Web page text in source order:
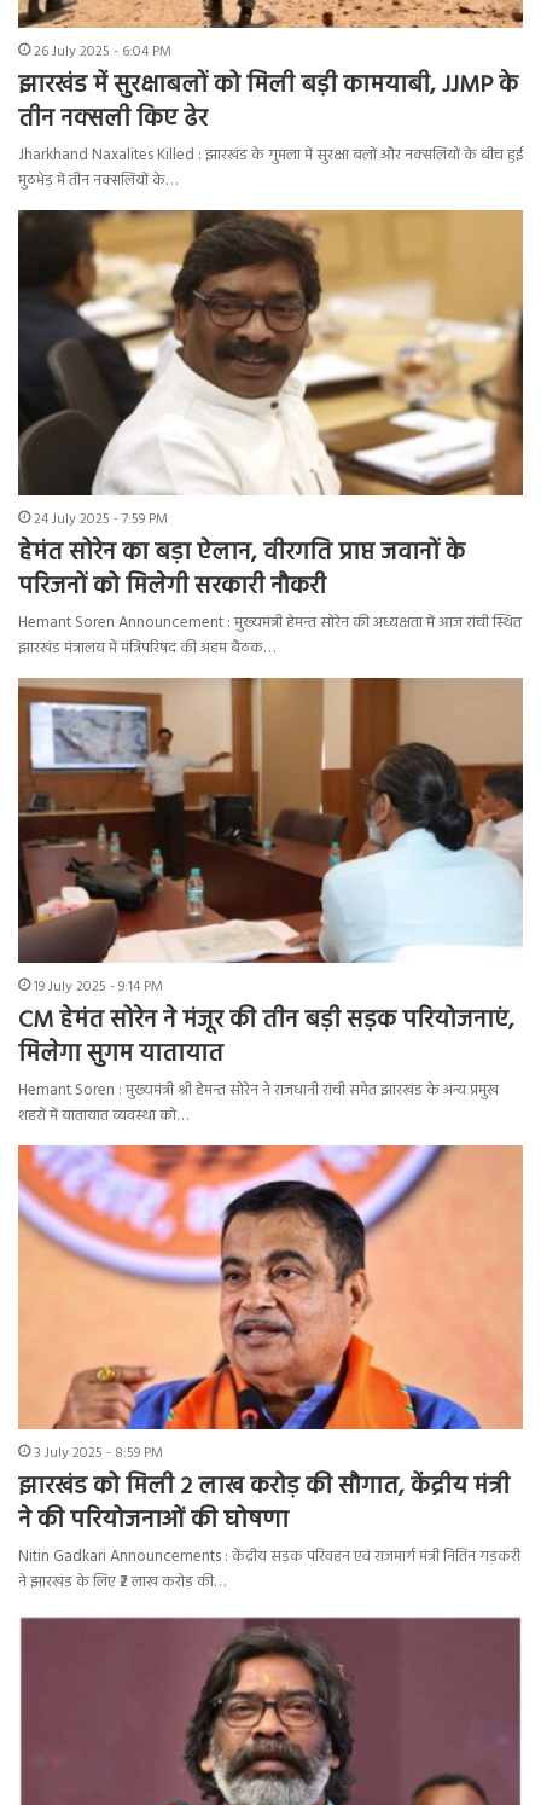
26 July 2025 - 6:04 PM
झारखंड में सुरक्षाबलों को मिली बड़ी कामयाबी, JJMP के
तीन नक्सली किए ढेर
Jharkhand Naxalites Killed : झारखंड के गुमला में सुरक्षा बलों और नक्सलियों के बीच हुई
मुठभेड़ में तीन नक्सलियों के…
24 July 2025 - 7:59 PM
हेमंत सोरेन का बड़ा ऐलान, वीरगति प्राप्त जवानों के
परिजनों को मिलेगी सरकारी नौकरी
Hemant Soren Announcement : मुख्यमंत्री हेमन्त सोरेन की अध्यक्षता में आज रांची स्थित
झारखंड मंत्रालय में मंत्रिपरिषद की अहम बैठक…
19 July 2025 - 9:14 PM
CM हेमंत सोरेन ने मंजूर की तीन बड़ी सड़क परियोजनाएं,
मिलेगा सुगम यातायात
Hemant Soren : मुख्यमंत्री श्री हेमन्त सोरेन ने राजधानी रांची समेत झारखंड के अन्य प्रमुख
शहरों में यातायात व्यवस्था को…
3 July 2025 - 8:59 PM
झारखंड को मिली 2 लाख करोड़ की सौगात, केंद्रीय मंत्री
ने की परियोजनाओं की घोषणा
Nitin Gadkari Announcements : केंद्रीय सड़क परिवहन एवं राजमार्ग मंत्री नितिन गडकरी
ने झारखंड के लिए ₹2 लाख करोड़ की…